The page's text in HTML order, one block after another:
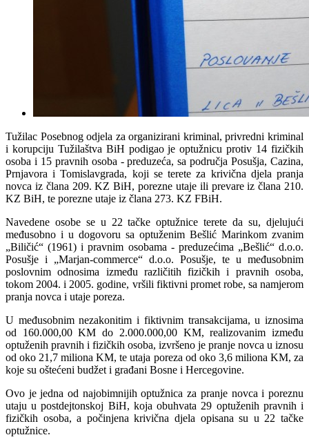
Tužilac Posebnog odjela za organizirani kriminal, privredni kriminal
i korupciju Tužilaštva BiH podigao je optužnicu protiv 14 fizičkih
osoba i 15 pravnih osoba - preduzeća, sa područja Posušja, Cazina,
Prnjavora i Tomislavgrada, koji se terete za krivična djela pranja
novca iz člana 209. KZ BiH, porezne utaje ili prevare iz člana 210.
KZ BiH, te porezne utaje iz člana 273. KZ FBiH.
Navedene osobe se u 22 tačke optužnice terete da su, djelujući
međusobno i u dogovoru sa optuženim Bešlić Marinkom zvanim
„Biličić“ (1961) i pravnim osobama - preduzećima „Bešlić“ d.o.o.
Posušje i „Marjan-commerce“ d.o.o. Posušje, te u međusobnim
poslovnim odnosima između različitih fizičkih i pravnih osoba,
tokom 2004. i 2005. godine, vršili fiktivni promet robe, sa namjerom
pranja novca i utaje poreza.
U međusobnim nezakonitim i fiktivnim transakcijama, u iznosima
od 160.000,00 KM do 2.000.000,00 KM, realizovanim između
optuženih pravnih i fizičkih osoba, izvršeno je pranje novca u iznosu
od oko 21,7 miliona KM, te utaja poreza od oko 3,6 miliona KM, za
koje su oštećeni budžet i građani Bosne i Hercegovine.
Ovo je jedna od najobimnijih optužnica za pranje novca i poreznu
utaju u postdejtonskoj BiH, koja obuhvata 29 optuženih pravnih i
fizičkih osoba, a počinjena krivična djela opisana su u 22 tačke
optužnice.